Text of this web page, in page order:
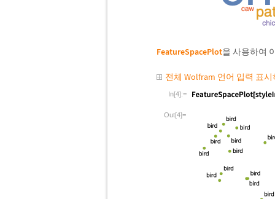
FeatureSpacePlot을 사용하여
전체 Wolfram 언어 입력 표
In[4]:=
Out[4]=